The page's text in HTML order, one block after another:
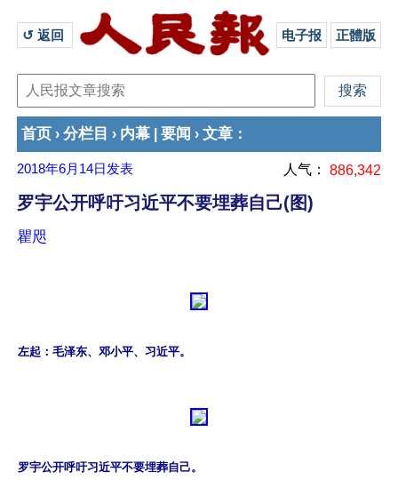
↺ 返回 电子报 正體版
首页 › 分栏目 › 内幕 要闻 › 文章 ：
2018年6月14日 发表 人气： 886,342
罗宇公开呼吁习近平不要埋葬自己(图)
瞿咫
左起：毛泽东、邓小平、习近平。
罗宇公开呼吁习近平不要埋葬自己。